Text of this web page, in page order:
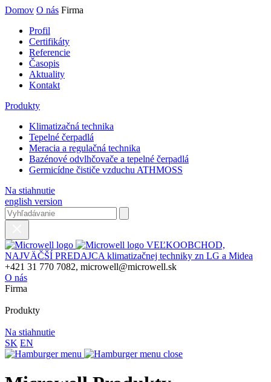
Domov O nás Firma
Profil
Certifikáty
Referencie
Časopis
Aktuality
Kontakt
Produkty
Klimatizačná technika
Tepelné čerpadlá
Meracia a regulačná technika
Bazénové odvlhčovače a tepelné čerpadlá
Germicídne čističe vzduchu ATHMOSS
Na stiahnutie
english version
VEĽKOOBCHOD,
NAJVÄČŠÍ PREDAJCA klimatizačnej techniky zn LG a Midea
+421 31 770 7082, microwell@microwell.sk
O nás
Firma
Produkty
Na stiahnutie
SK EN